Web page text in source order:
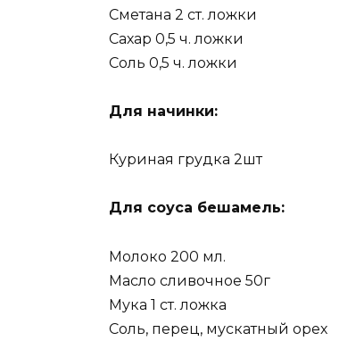
Сметана 2 ст. ложки
Сахар 0,5 ч. ложки
Соль 0,5 ч. ложки
Для начинки:
Куриная грудка 2шт
Для соуса бешамель:
Молоко 200 мл.
Масло сливочное 50г
Мука 1 ст. ложка
Соль, перец, мускатный орех